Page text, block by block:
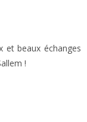
et beaux échanges
!